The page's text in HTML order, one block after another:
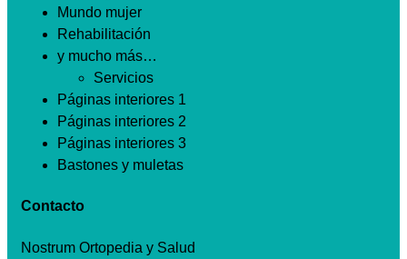
Mundo mujer
Rehabilitación
y mucho más…
Servicios
Páginas interiores 1
Páginas interiores 2
Páginas interiores 3
Bastones y muletas
Contacto
Nostrum Ortopedia y Salud